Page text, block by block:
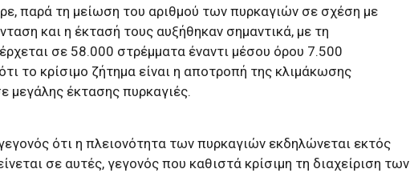
παρά τη μείωση του αριθμού των πυρκαγιών σε σχέση με
και η έκτασή τους αυξήθηκαν σημαντικά, με τη
σε 58.000 στρέμματα έναντι μέσου όρου 7.500
το κρίσιμο ζήτημα είναι η αποτροπή της κλιμάκωσης
μεγάλης έκτασης πυρκαγιές.
ότι η πλειονότητα των πυρκαγιών εκδηλώνεται εκτός
σε αυτές, γεγονός που καθιστά κρίσιμη τη διαχείριση των